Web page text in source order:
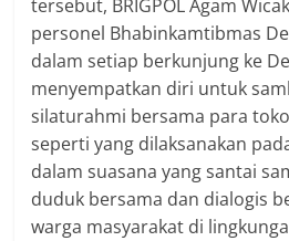
tersebut, BRIGPOL Agam
personel Bhabinkamtibmas
dalam setiap berkunjung ke
menyempatkan diri untuk
silaturahmi bersama para
seperti yang dilaksanakan
dalam suasana yang santai
duduk bersama dan dialogis
warga masyarakat di